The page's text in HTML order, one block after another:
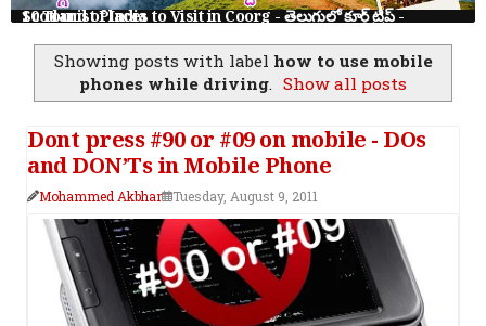
10 Tourist Places to Visit in Coorg - తెలుగులో కూర్గ్ ట్రిప్ - Scotland of India
Showing posts with label how to use mobile
phones while driving. Show all posts
Dont press #90 or #09 on mobile - DOs
and DON’Ts in Mobile Phone
Mohammed Akbhar Tuesday, August 9, 2011